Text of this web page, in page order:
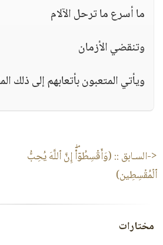
ما أسرع ما ترحل الآلام
وتنقضي الأزمان
ويأتي المتعبون بأتعابهم إلى ذلك
<-السـابق :: (وَأَقۡسِطُوۤا۟ۖ إِنَّ ٱللَّهَ یُحِبُّ
ٱلۡمُقۡسِطِین)
مختارات